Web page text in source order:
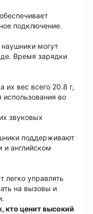
подключение.
могут
Время зарядки
вес всего 20.8 г,
во
звуковых
поддерживают
и английском
легко управлять
на вызовы и
кто ценит высокий